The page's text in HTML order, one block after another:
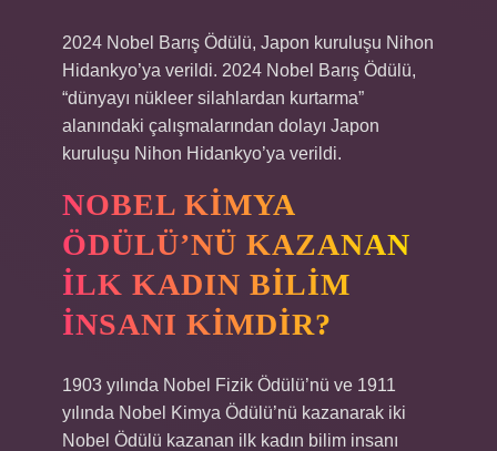
2024 Nobel Barış Ödülü, Japon kuruluşu Nihon
Hidankyo’ya verildi. 2024 Nobel Barış Ödülü,
“dünyayı nükleer silahlardan kurtarma”
alanındaki çalışmalarından dolayı Japon
kuruluşu Nihon Hidankyo’ya verildi.
NOBEL KIMYA
ÖDÜLÜ’NÜ KAZANAN
ILK KADIN BILIM
INSANI KIMDIR?
1903 yılında Nobel Fizik Ödülü’nü ve 1911
yılında Nobel Kimya Ödülü’nü kazanarak iki
Nobel Ödülü kazanan ilk kadın bilim insanı